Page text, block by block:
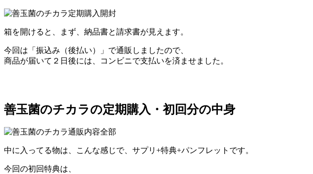
箱を開けると、まず、納品書と請求書が見えます。
今回は「振込み（後払い）」で通販しましたので、
商品が届いて２日後には、コンビニで支払いを済ませました。
善玉菌のチカラの定期購入・初回分の中身
中に入ってる物は、こんな感じで、サプリ+特典+パンフレットです。
今回の初回特典は、